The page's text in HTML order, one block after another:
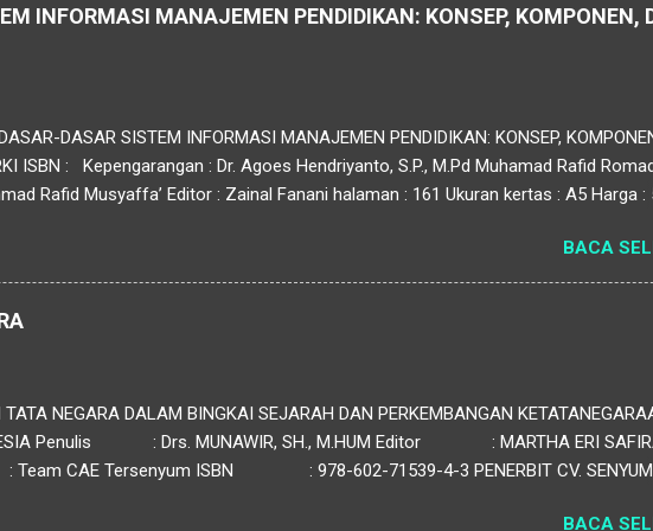
INFORMASI MANAJEMEN PENDIDIKAN: KONSEP, KOMPONEN,
DASAR SISTEM INFORMASI MANAJEMEN PENDIDIKAN: KONSEP,
ISBN : Kepengarangan : Dr. Agoes Hendriyanto, S.P., M.Pd Muhamad Rafid
Rafid Musyaffa’ Editor : Zainal Fanani halaman : 161 Ukuran kertas : A5 Harga :
menguraikan pentingnya peran data dan informasi dalam meningkatkan
pendidikan. Data, sebagai elemen mentah, harus diolah menjadi informasi
pengambilan keputusan. Proses ini melibatkan siklus informasi yang
BACA
TATA NEGARA DALAM BINGKAI SEJARAH DAN PERKEMBANGAN
Penulis : Drs. MUNAWIR, SH., M.HUM Editor : MARTHA ERI
CAE Tersenyum ISBN : 978-602-71539-4-3 PENERBIT CV. SENYUM
BACA